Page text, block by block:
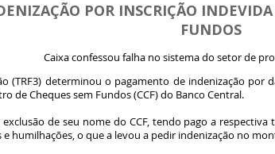
POR INSCRIÇÃO
FUNDOS
Caixa confessou falha no sistema do setor de
(TRF3) determinou o pagamento de indenização por
de Cheques sem Fundos (CCF) do Banco Central.
de seu nome do CCF, tendo pago a
humilhações, o que a levou a pedir indenização no